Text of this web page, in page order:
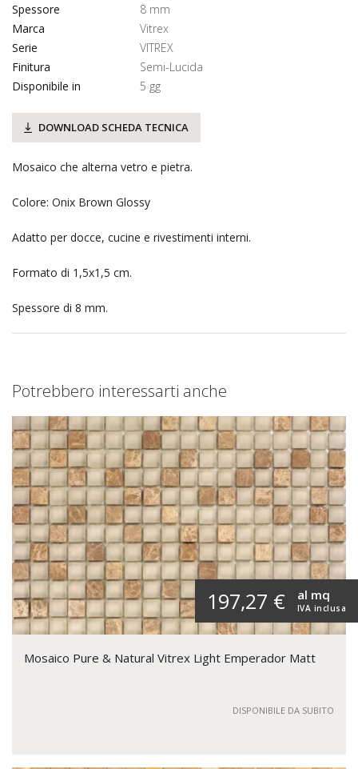
Spessore
8 mm
Marca
Vitrex
Serie
VITREX
Finitura
Semi-Lucida
Disponibile in
5 gg
DOWNLOAD SCHEDA TECNICA
Mosaico che alterna vetro e pietra.
Colore: Onix Brown Glossy
Adatto per docce, cucine e rivestimenti interni.
Formato di 1,5x1,5 cm.
Spessore di 8 mm.
Potrebbero interessarti anche
197,27 € IVA inclusa
al mq
Mosaico Pure & Natural Vitrex Light Emperador Matt
DISPONIBILE DA SUBITO